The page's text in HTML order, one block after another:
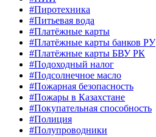
#Пиротехника
#Питьевая вода
#Платёжные карты
#Платёжные карты банков РУ
#Платёжные карты БВУ РК
#Подоходный налог
#Подсолнечное масло
#Пожарная безопасность
#Пожары в Казахстане
#Покупательная способность
#Полиция
#Полупроводники